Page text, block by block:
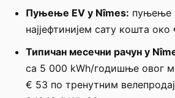
Пуњење EV у Nîmes: пуњење
најјефтинијем сату кошта око
Типичан месечни рачун у
са 5 000 kWh/годишње овог
€ 53 по тренутним